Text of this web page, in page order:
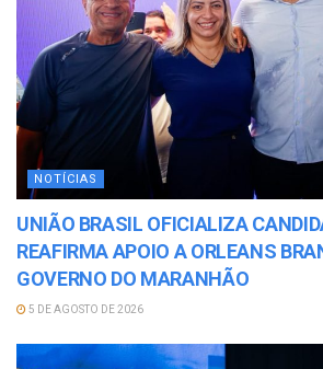
NOTÍCIAS
UNIÃO BRASIL OFICIALIZA
REAFIRMA APOIO A ORLEANS
GOVERNO DO MARANHÃO
5 DE AGOSTO DE 2026